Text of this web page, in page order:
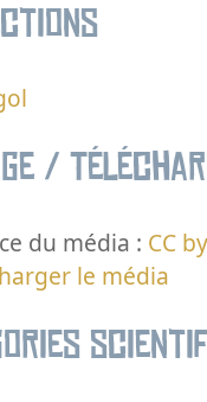
/
du média : CC
le média